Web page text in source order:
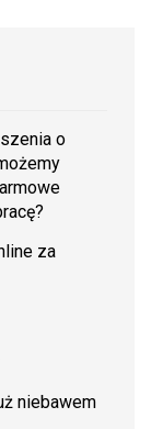
o
za
niebawem